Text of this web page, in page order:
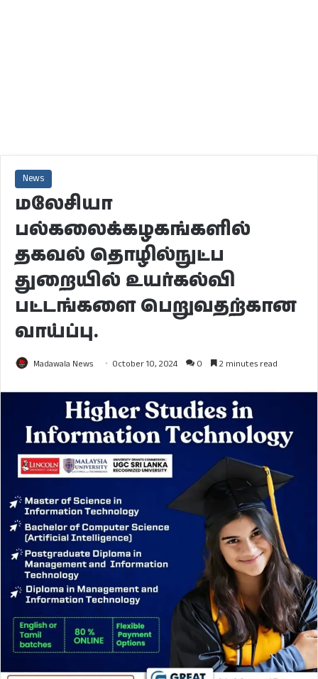
News
மலேசியா
பல்கலைக்கழகங்களில்
தகவல் தொழில்நுட்ப
துறையில் உயர்கல்வி
பட்டங்களை பெறுவதற்கான
வாய்ப்பு.
Madawala News October 10, 2024 0 2 minutes read